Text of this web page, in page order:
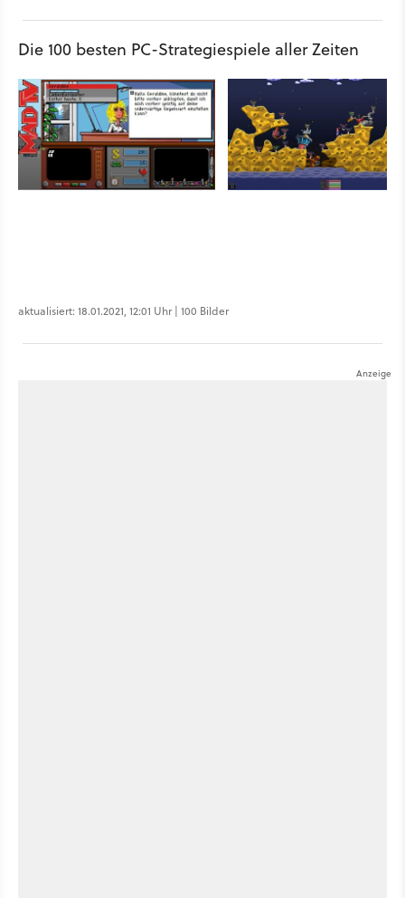
Die 100 besten PC-Strategiespiele aller Zeiten
aktualisiert: 18.01.2021, 12:01 Uhr | 100 Bilder